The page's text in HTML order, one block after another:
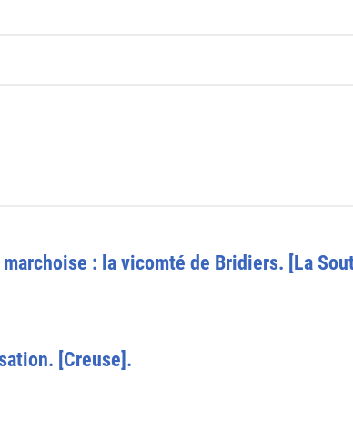
: la vicomté de Bridiers. [La
[Creuse].